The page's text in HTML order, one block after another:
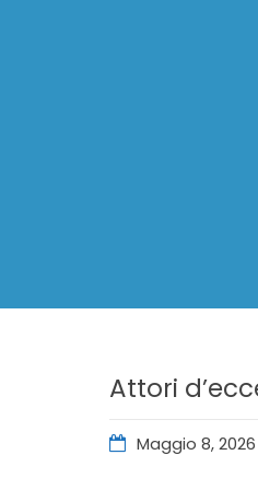
Attori
Maggio 8, 2026